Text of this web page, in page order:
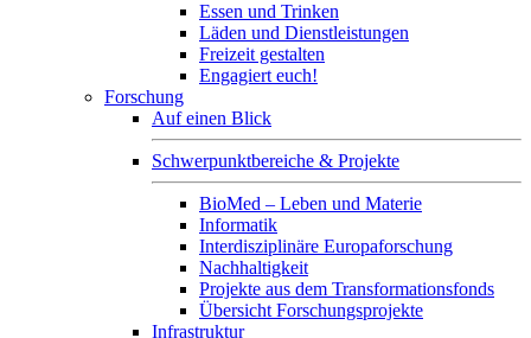
Essen und Trinken
Läden und Dienstleistungen
Freizeit gestalten
Engagiert euch!
Forschung
Auf einen Blick
Schwerpunktbereiche & Projekte
BioMed – Leben und Materie
Informatik
Interdisziplinäre Europaforschung
Nachhaltigkeit
Projekte aus dem Transformationsfonds
Übersicht Forschungsprojekte
Infrastruktur